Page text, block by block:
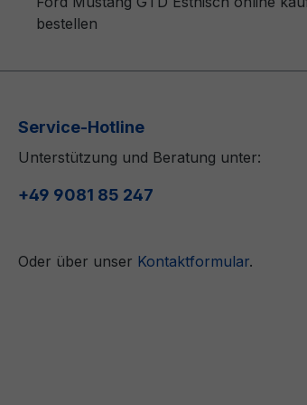
bestellen
Service-Hotline
Unterstützung und Beratung unter:
+49 9081 85 247
Oder über unser Kontaktformular.